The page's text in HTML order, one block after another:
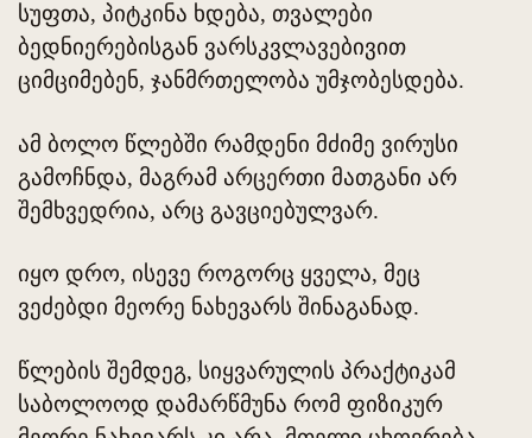
სუფთა, პიტკინა ხდება, თვალები
ბედნიერებისგან ვარსკვლავებივით
ციმციმებენ, ჯანმრთელობა უმჯობესდება.
ამ ბოლო წლებში რამდენი მძიმე ვირუსი
გამოჩნდა, მაგრამ არცერთი მათგანი არ
შემხვედრია, არც გავციებულვარ.
იყო დრო, ისევე როგორც ყველა, მეც
ვეძებდი მეორე ნახევარს შინაგანად.
წლების შემდეგ, სიყვარულის პრაქტიკამ
საბოლოოდ დამარწმუნა რომ ფიზიკურ